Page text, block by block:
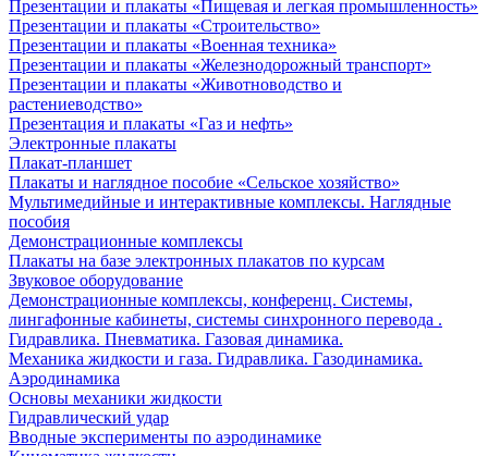
Презентации и плакаты «Пищевая и легкая промышленность»
Презентации и плакаты «Строительство»
Презентации и плакаты «Военная техника»
Презентации и плакаты «Железнодорожный транспорт»
Презентации и плакаты «Животноводство и
растениеводство»
Презентация и плакаты «Газ и нефть»
Электронные плакаты
Плакат-планшет
Плакаты и наглядное пособие «Сельское хозяйство»
Мультимедийные и интерактивные комплексы. Наглядные
пособия
Демонстрационные комплексы
Плакаты на базе электронных плакатов по курсам
Звуковое оборудование
Демонстрационные комплексы, конференц. Системы,
лингафонные кабинеты, системы синхронного перевода .
Гидравлика. Пневматика. Газовая динамика.
Механика жидкости и газа. Гидравлика. Газодинамика.
Аэродинамика
Основы механики жидкости
Гидравлический удар
Вводные эксперименты по аэродинамике